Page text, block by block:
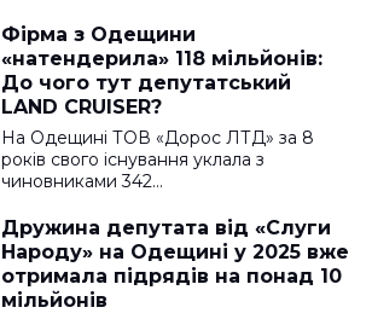
Фірма з Одещини
«натендерила» 118 мільйонів:
До чого тут депутатський
LAND CRUISER?
На Одещині ТОВ «Дорос ЛТД» за 8
років свого існування уклала з
чиновниками 342…
Дружина депутата від «Слуги
Народу» на Одещині у 2025 вже
отримала підрядів на понад 10
мільйонів